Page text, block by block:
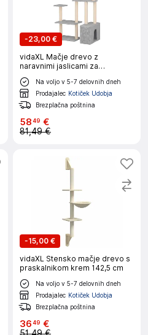
-23,00 €
vidaXL Mačje drevo z
naravnimi jaslicami za
praskanje Svetlo siva
Na voljo v 5-7 delovnih dneh
Prodajalec Kotiček Udobja
Brezplačna poštnina
5849 €
81,49 €
-15,00 €
vidaXL Stensko mačje drevo s
praskalnikom krem 142,5 cm
Na voljo v 5-7 delovnih dneh
Prodajalec Kotiček Udobja
Brezplačna poštnina
3649 €